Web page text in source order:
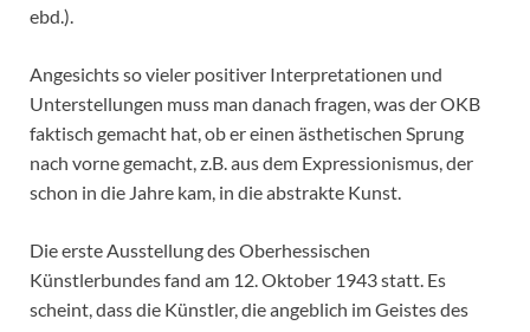
ebd.).
Angesichts so vieler positiver Interpretationen und
Unterstellungen muss man danach fragen, was der OKB
faktisch gemacht hat, ob er einen ästhetischen Sprung
nach vorne gemacht, z.B. aus dem Expressionismus, der
schon in die Jahre kam, in die abstrakte Kunst.
Die erste Ausstellung des Oberhessischen
Künstlerbundes fand am 12. Oktober 1943 statt. Es
scheint, dass die Künstler, die angeblich im Geistes des